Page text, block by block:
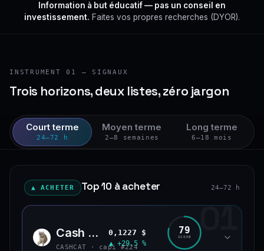
Information à but éducatif — pas un conseil en
investissement. Faites vos propres recherches (DYOR).
INSTRUMENT 01 — SIGNAUX
Trois horizons, deux listes, zéro jargon
Court terme
24–72 h
Moyen terme
2–8 semaines
Long terme
6–18 mois
▲ ACHETER Top 10 à acheter 24–72 h
01
CASH Cash Cat
CASHCAT · capi #224
0,1227 $
▲ +29,5 %
79
SCORE